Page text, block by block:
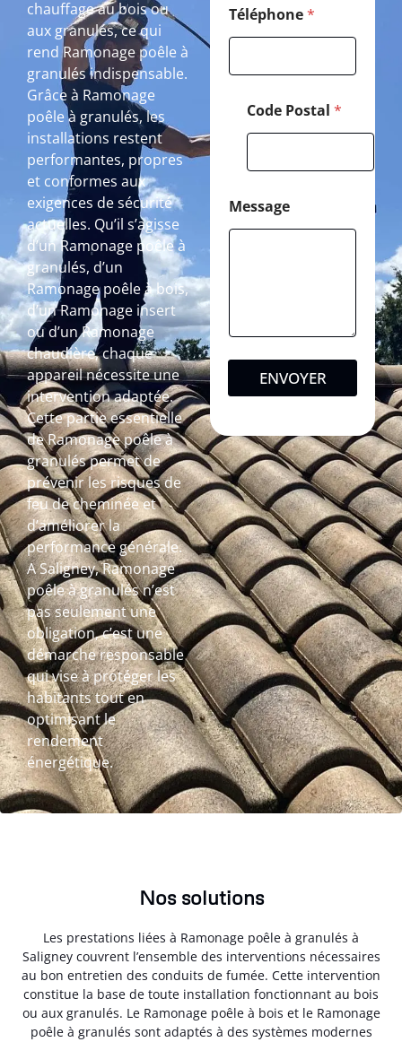
chauffage au bois ou
aux granulés, ce qui
rend Ramonage poêle à
granulés indispensable.
Grâce à Ramonage
poêle à granulés, les
installations restent
performantes, propres
et conformes aux
exigences de sécurité
actuelles. Qu’il s’agisse
d’un Ramonage poêle à
granulés, d’un
Ramonage poêle à bois,
d’un Ramonage insert
ou d’un Ramonage
chaudière, chaque
appareil nécessite une
intervention adaptée.
Cette partie essentielle
de Ramonage poêle à
granulés permet de
prévenir les risques de
feu de cheminée et
d’améliorer la
performance générale.
A Saligney, Ramonage
poêle à granulés n’est
pas seulement une
obligation, c’est une
démarche responsable
qui vise à protéger les
habitants tout en
optimisant le
rendement
énergétique.
Téléphone*
Code Postal *
Message
ENVOYER
Nos solutions
Les prestations liées à Ramonage poêle à granulés à
Saligney couvrent l’ensemble des interventions nécessaires
au bon entretien des conduits de fumée. Cette intervention
constitue la base de toute installation fonctionnant au bois
ou aux granulés. Le Ramonage poêle à bois et le Ramonage
poêle à granulés sont adaptés à des systèmes modernes